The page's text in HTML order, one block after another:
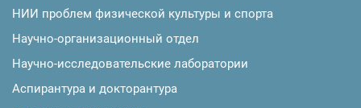
НИИ проблем физической культуры и спорта
Научно-организационный отдел
Научно-исследовательские лаборатории
Аспирантура и докторантура